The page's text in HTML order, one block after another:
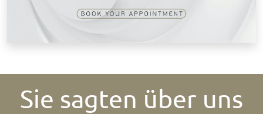
Sie sagten über uns